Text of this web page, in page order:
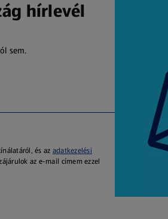
hírlevél
sem.
és az adatkezelési
az e-mail címem ezzel